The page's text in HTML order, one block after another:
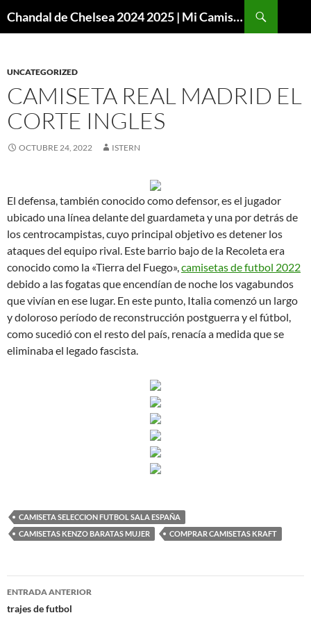
Chandal de Chelsea 2024 2025 | Mi Camiseta Futbol
UNCATEGORIZED
CAMISETA REAL MADRID EL
CORTE INGLES
OCTUBRE 24, 2022 ISTERN
El defensa, también conocido como defensor, es el jugador
ubicado una línea delante del guardameta y una por detrás de
los centrocampistas, cuyo principal objetivo es detener los
ataques del equipo rival. Este barrio bajo de la Recoleta era
conocido como la «Tierra del Fuego»,camisetas de futbol 2022
debido a las fogatas que encendían de noche los vagabundos
que vivían en ese lugar. En este punto, Italia comenzó un largo
y doloroso período de reconstrucción postguerra y el fútbol,
como sucedió con el resto del país, renacía a medida que se
eliminaba el legado fascista.
CAMISETA SELECCION FUTBOL SALA ESPAÑA
CAMISETAS KENZO BARATAS MUJER
COMPRAR CAMISETAS KRAFT
Navegación
de
ENTRADA ANTERIOR
trajes de futbol